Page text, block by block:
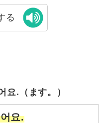
る
요.（ます。）
요.